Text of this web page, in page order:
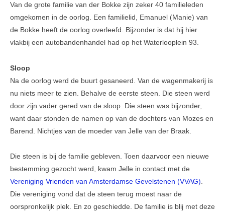
Van de grote familie van der Bokke zijn zeker 40 familieleden
omgekomen in de oorlog. Een familielid, Emanuel (Manie) van
de Bokke heeft de oorlog overleefd. Bijzonder is dat hij hier
vlakbij een autobandenhandel had op het Waterlooplein 93.
Sloop
Na de oorlog werd de buurt gesaneerd. Van de wagenmakerij is
nu niets meer te zien. Behalve de eerste steen. Die steen werd
door zijn vader gered van de sloop. Die steen was bijzonder,
want daar stonden de namen op van de dochters van Mozes en
Barend. Nichtjes van de moeder van Jelle van der Braak.
Die steen is bij de familie gebleven. Toen daarvoor een nieuwe
bestemming gezocht werd, kwam Jelle in contact met de
Vereniging Vrienden van Amsterdamse Gevelstenen (VVAG)
Die vereniging vond dat de steen terug moest naar de
oorspronkelijk plek. En zo geschiedde. De familie is blij met deze